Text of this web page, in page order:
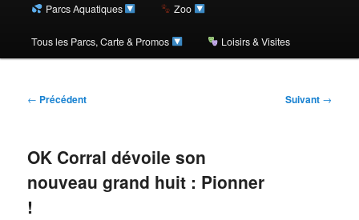
Parcs Aquatiques Zoo
Tous les Parcs, Carte & Promos Loisirs & Visites
Navigation
← Précédent Suivant →
OK Corral dévoile son
nouveau grand huit : Pionner
!